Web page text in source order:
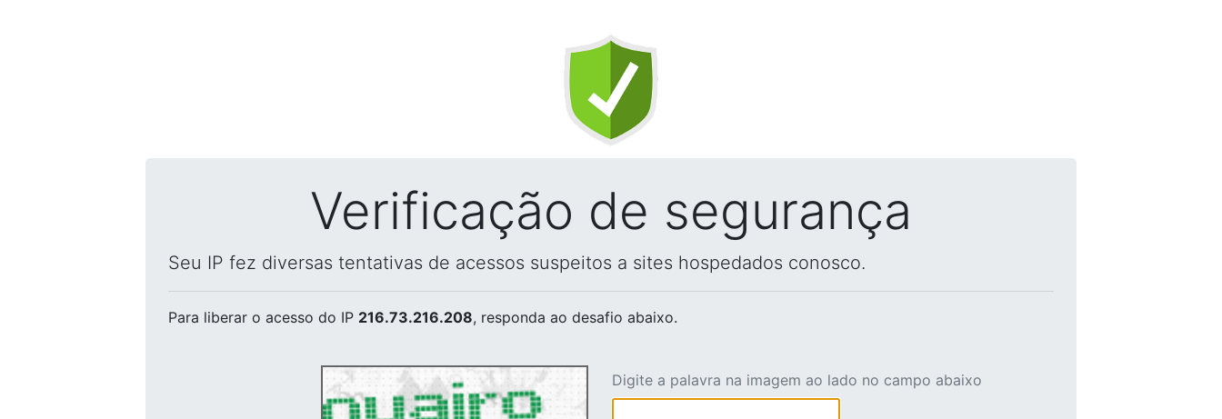
Verificação de segurança
Seu IP fez diversas tentativas de acessos suspeitos a sites hospedados conosco.
Para liberar o acesso do IP 216.73.216.208, responda ao desafio abaixo.
Digite a palavra na imagem ao lado no campo abaixo